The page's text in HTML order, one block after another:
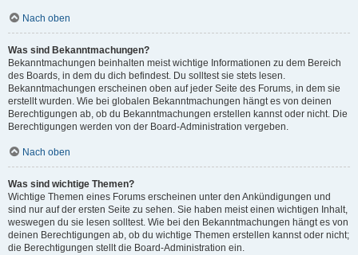
Nach oben
Was sind Bekanntmachungen?
Bekanntmachungen beinhalten meist wichtige Informationen zu dem Bereich
des Boards, in dem du dich befindest. Du solltest sie stets lesen.
Bekanntmachungen erscheinen oben auf jeder Seite des Forums, in dem sie
erstellt wurden. Wie bei globalen Bekanntmachungen hängt es von deinen
Berechtigungen ab, ob du Bekanntmachungen erstellen kannst oder nicht. Die
Berechtigungen werden von der Board-Administration vergeben.
Nach oben
Was sind wichtige Themen?
Wichtige Themen eines Forums erscheinen unter den Ankündigungen und
sind nur auf der ersten Seite zu sehen. Sie haben meist einen wichtigen Inhalt,
weswegen du sie lesen solltest. Wie bei den Bekanntmachungen hängt es von
deinen Berechtigungen ab, ob du wichtige Themen erstellen kannst oder nicht;
die Berechtigungen stellt die Board-Administration ein.